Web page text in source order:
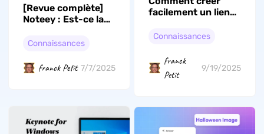
[Revue complète]
Noteey : Est-ce la
application de prise
Connaissances
franck Petit 7/7/2025
facilement un lien
meilleures
et sur ordinateur !
Connaissances
franck
Petit
9/19/2025